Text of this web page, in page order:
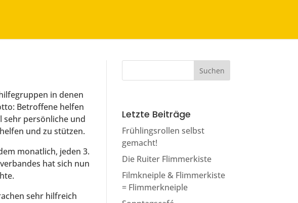
in denen
Betroffene helfen
sehr persönliche und
und zu stützen.
monatlich, jeden 3.
hat sich nun
sehr hilfreich
Letzte Beiträge
Frühlingsrollen selbst
gemacht!
Die Ruiter Flimmerkiste
Filmkneiple & Flimmerkiste
= Flimmerkneiple